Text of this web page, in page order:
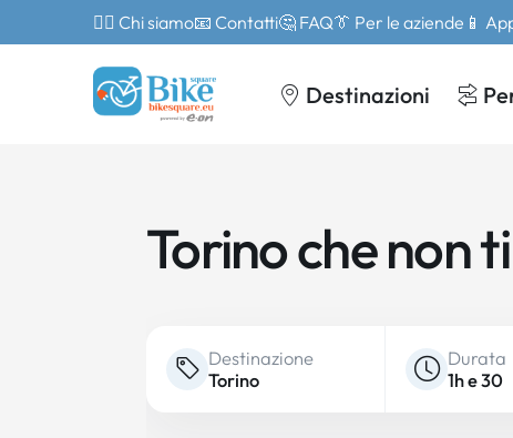
🙎‍♂️ Chi siamo📧 Contatti🤔 FAQ👔 Per le aziende 📱
Destinazioni
Torino che non
Destinazione
Torino
Durata
1h e 30